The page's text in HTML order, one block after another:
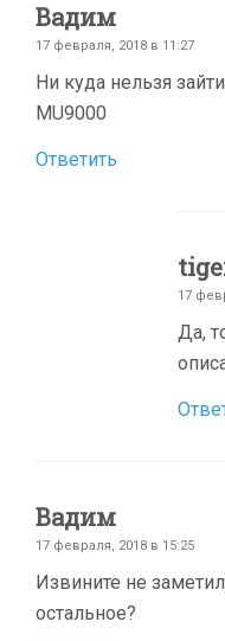
Вадим
17 февраля, 2018 в 11:27
Ни куда нельзя
MU9000
Ответить
17
Да,
Вадим
17 февраля, 2018 в 15:25
Извините не
остальное?